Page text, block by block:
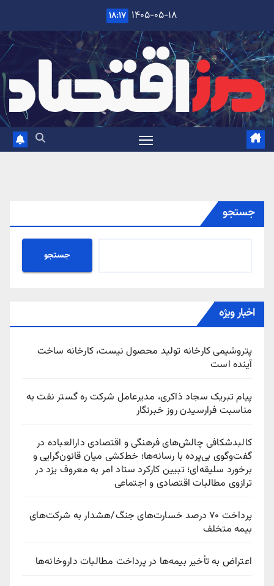
content
۱۴۰۵-۰۵-۱۸ ۱۸:۱۷
جستجو
جستجو
اخبار ویژه
پتروشیمی کارخانه تولید محصول نیست، کارخانه ساخت
آینده است
پیام تبریک سجاد ذاکری، مدیرعامل شرکت ره‌ گستر نفت به
مناسبت فرارسیدن روز خبرنگار
کالبدشکافی چالش‌های فرهنگی و اقتصادی دارالعباده در
گفت‌وگوی بی‌پرده با رسانه‌ها؛ خط‌کشی میان قانون‌گرایی و
برخورد سلیقه‌ای؛ تبیین کارکرد ستاد امر به معروف یزد در
ترازوی مطالبات اقتصادی و اجتماعی
پرداخت ۷۰ درصد خسارت‌های جنگ/هشدار به شرکت‌های
بیمه متخلف
اعتراض به تأخیر بیمه‌ها در پرداخت مطالبات داروخانه‌ها